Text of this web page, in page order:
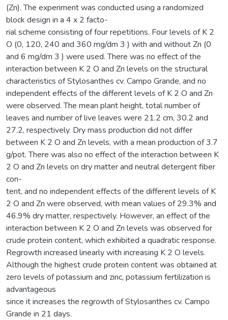
(Zn). The experiment was conducted using a randomized
block design in a 4 x 2 facto-
rial scheme consisting of four repetitions. Four levels of K 2
O (0, 120, 240 and 360 mg/dm 3 ) with and without Zn (0
and 6 mg/dm 3 ) were used. There was no effect of the
interaction between K 2 O and Zn levels on the structural
characteristics of Stylosanthes cv. Campo Grande, and no
independent effects of the different levels of K 2 O and Zn
were observed. The mean plant height, total number of
leaves and number of live leaves were 21.2 cm, 30.2 and
27.2, respectively. Dry mass production did not differ
between K 2 O and Zn levels, with a mean production of 3.7
g/pot. There was also no effect of the interaction between K
2 O and Zn levels on dry matter and neutral detergent fiber
con-
tent, and no independent effects of the different levels of K
2 O and Zn were observed, with mean values of 29.3% and
46.9% dry matter, respectively. However, an effect of the
interaction between K 2 O and Zn levels was observed for
crude protein content, which exhibited a quadratic response.
Regrowth increased linearly with increasing K 2 O levels.
Although the highest crude protein content was obtained at
zero levels of potassium and zinc, potassium fertilization is
advantageous
since it increases the regrowth of Stylosanthes cv. Campo
Grande in 21 days.